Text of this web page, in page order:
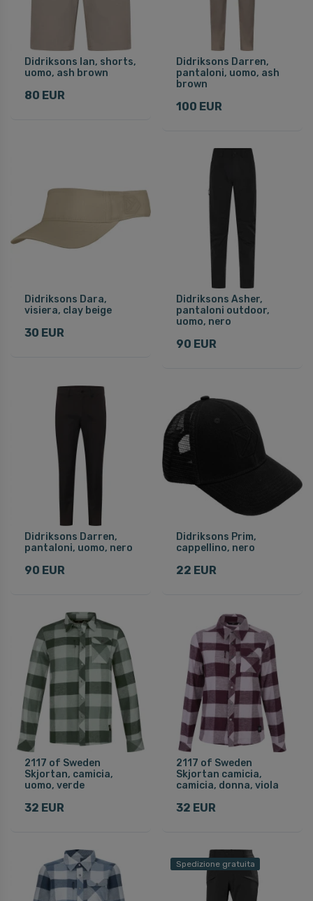
Didriksons Ian, shorts,
uomo, ash brown
80 EUR
Didriksons Darren,
pantaloni, uomo, ash
brown
100 EUR
Didriksons Dara,
visiera, clay beige
30 EUR
Didriksons Asher,
pantaloni outdoor,
uomo, nero
90 EUR
Didriksons Darren,
pantaloni, uomo, nero
90 EUR
Didriksons Prim,
cappellino, nero
22 EUR
2117 of Sweden
Skjortan, camicia,
uomo, verde
32 EUR
2117 of Sweden
Skjortan camicia,
camicia, donna, viola
32 EUR
Spedizione gratuita